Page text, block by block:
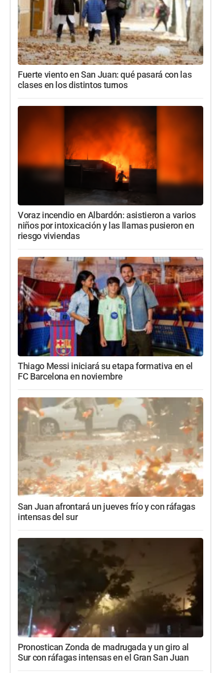
Fuerte viento en San Juan: qué pasará con las
clases en los distintos turnos
Voraz incendio en Albardón: asistieron a varios
niños por intoxicación y las llamas pusieron en
riesgo viviendas
Thiago Messi iniciará su etapa formativa en el
FC Barcelona en noviembre
San Juan afrontará un jueves frío y con ráfagas
intensas del sur
Pronostican Zonda de madrugada y un giro al
Sur con ráfagas intensas en el Gran San Juan